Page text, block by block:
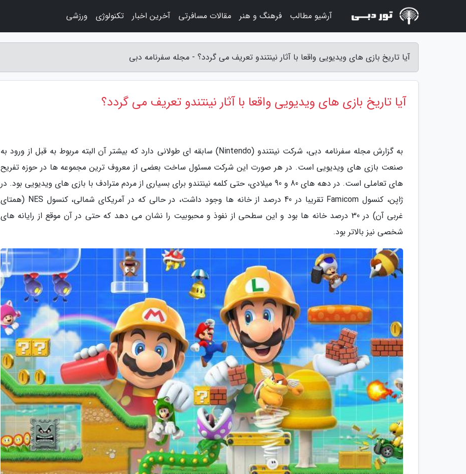
آیا تاریخ بازی های ویدیویی واقعا با آثار نینتندو تعریف می گردد؟ - مجله سفرنامه دبی
آیا تاریخ بازی های ویدیویی واقعا با آثار نینتندو تعریف می گردد؟
به گزارش مجله سفرنامه دبی، شرکت نینتندو (Nintendo) سابقه ای طولانی دارد که بیشتر آن البته مربوط به قبل از ورود به
صنعت بازی های ویدیویی است. در هر صورت این شرکت مسئول ساخت بعضی از معروف ترین مجموعه ها در حوزه تفریح
های تعاملی است. در دهه های 80 و 90 میلادی، حتی کلمه نینتندو برای بسیاری از مردم مترادف با بازی های ویدیویی بود. در
ژاپن، کنسول Famicom تقریبا در 40 درصد از خانه ها وجود داشت، در حالی که در آمریکای شمالی، کنسول NES (همتای
غربی آن) در 30 درصد خانه ها بود و این سطحی از نفوذ و محبوبیت را نشان می دهد که حتی در آن موقع از رایانه های
شخصی نیز بالاتر بود.
آرشیو مطالب فرهنگ و هنر مقالات مسافرتی آخرین اخبار تکنولوژی ورزشی